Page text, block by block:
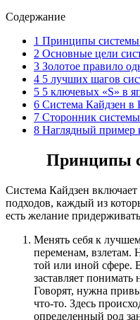
Содержание
1 Принципы системы
2 Основные цели
3 Золотое правило
4 5 лучших шагов
5 5 ключевых «S» в
6 Система Кайдзен в
7 Сторонник
8 Наглядный пример
Принципы
Система Кайдзен
подходов, каждый из
есть желание
Менять себя к
переменам, взлетам.
той или иной сфере.
заставляет понимать
Говорят, нужна
что-то. Здесь
определенный род